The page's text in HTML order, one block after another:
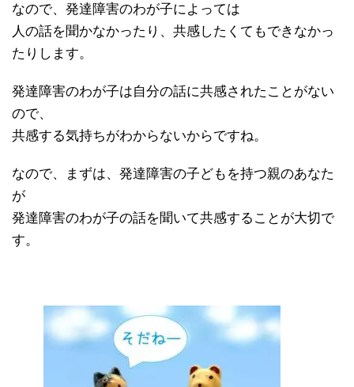
なので、発達障害のわが子によっては
人の話を聞かなかったり、共感したくてもできなかっ
たりします。
発達障害のわが子は自分の話に共感されたことがない
ので、
共感する気持ちがわからないからですね。
なので、まずは、発達障害の子どもを持つ親のあなた
が
発達障害のわが子の話を聞いて共感することが大切で
す。